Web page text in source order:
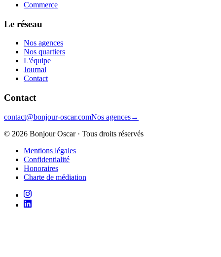
Commerce
Le réseau
Nos agences
Nos quartiers
L'équipe
Journal
Contact
Contact
contact@bonjour-oscar.comNos agences→
© 2026 Bonjour Oscar · Tous droits réservés
Mentions légales
Confidentialité
Honoraires
Charte de médiation